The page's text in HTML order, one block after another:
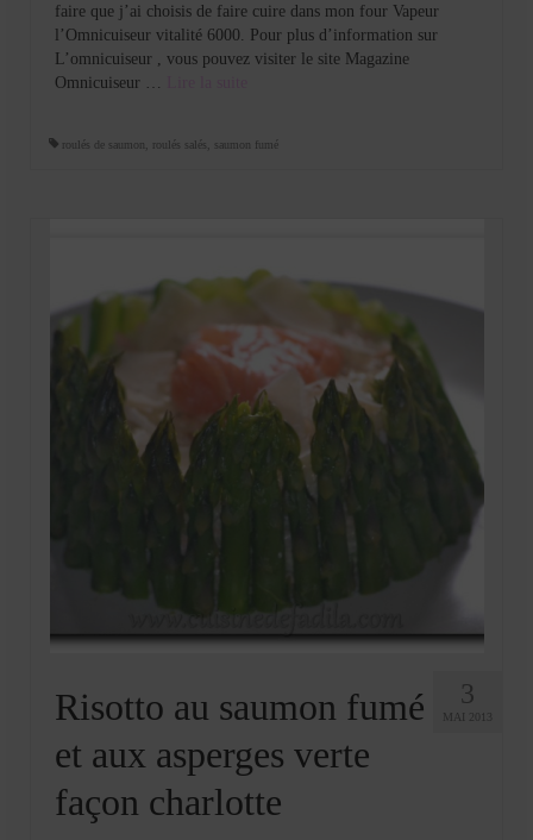
faire que j’ai choisis de faire cuire dans mon four Vapeur
l’Omnicuiseur vitalité 6000. Pour plus d’information sur
L’omnicuiseur , vous pouvez visiter le site Magazine
Omnicuiseur …
roulés de saumon roulés salés saumon fumé
3
MAI 2013
Risotto au saumon fumé
et aux asperges verte
façon charlotte